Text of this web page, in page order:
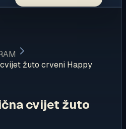
žuto crveni Happy
cvijet žuto